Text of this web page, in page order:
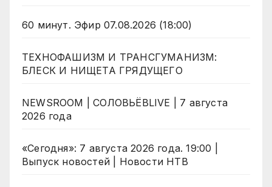
60 минут. Эфир 07.08.2026 (18:00)
ТЕХНОФАШИЗМ И ТРАНСГУМАНИЗМ:
БЛЕСК И НИЩЕТА ГРЯДУЩЕГО
NEWSROOM | СОЛОВЬЁВLIVE | 7 августа
2026 года
«Сегодня»: 7 августа 2026 года. 19:00 |
Выпуск новостей | Новости НТВ